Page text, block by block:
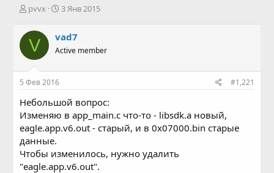
А
т
о
р
т
е
м
ы
pvvx
Д
а
н
ч
а
3 Янв 2015
V vad7
Active member
5 Фев 2016 #1,221
Небольшой вопрос:
Изменяю в app_main.c что-то - libsdk.a новый,
eagle.app.v6.out - старый, и в 0x07000.bin старые
данные.
Чтобы изменилось, нужно удалить
"eagle.app.v6.out".